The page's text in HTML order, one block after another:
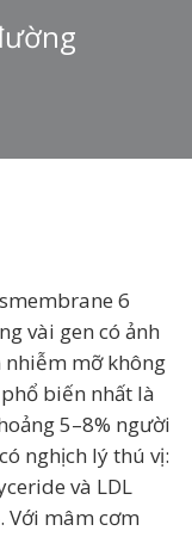
6
vài gen có ảnh
nhiễm mỡ không
biến nhất là
5–8% người
nghịch lý thú vị:
và LDL
Với mâm cơm